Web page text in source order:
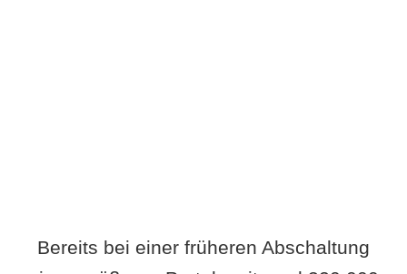
Bereits bei einer früheren Abschaltung